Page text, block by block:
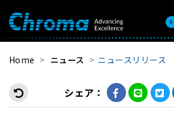
0
Home ニュース ニュースリリース
シェア：